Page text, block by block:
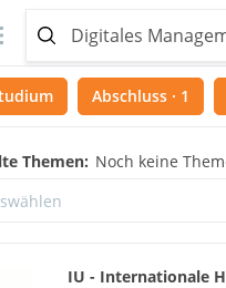
Abschluss · 1
Themen: Noch keine
IU - Internationale